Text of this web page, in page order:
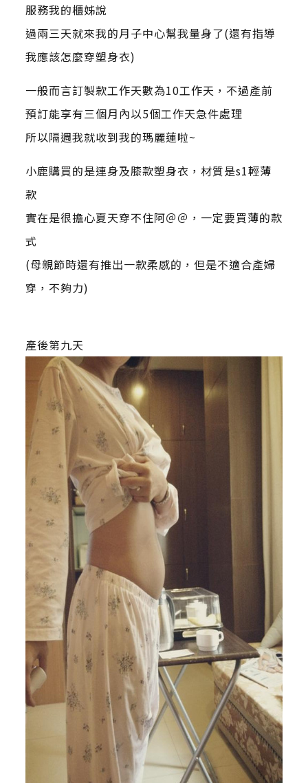
服務我的櫃姊說
過兩三天就來我的月子中心幫我量身了(還有指導
我應該怎麼穿塑身衣)
一般而言訂製款工作天數為10工作天，不過產前
預訂能享有三個月內以5個工作天急件處理
所以隔週我就收到我的瑪麗蓮啦~
小鹿購買的是連身及膝款塑身衣，材質是s1輕薄
款
實在是很擔心夏天穿不住阿＠＠，一定要買薄的款
式
(母親節時還有推出一款柔感的，但是不適合產婦
穿，不夠力)
產後第九天